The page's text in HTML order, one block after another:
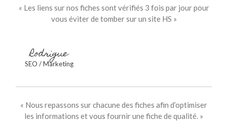
« Les liens sur nos fiches sont vérifiés 3 fois par jour pour
vous éviter de tomber sur un site HS »
Rodrigue
SEO / Marketing
« Nous repassons sur chacune des fiches afin d’optimiser
les informations et vous fournir une fiche de qualité. »